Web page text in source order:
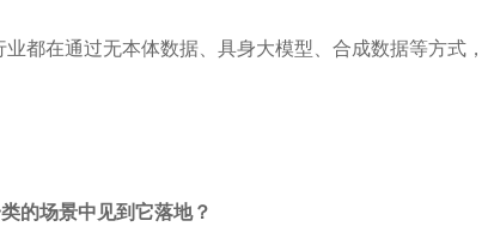
都在通过无本体数据、具身大模型、合成数据等方式，
的场景中见到它落地？